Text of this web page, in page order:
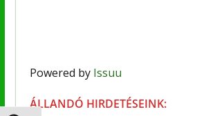
Powered by Issuu
ÁLLANDÓ HIRDETÉSEINK: